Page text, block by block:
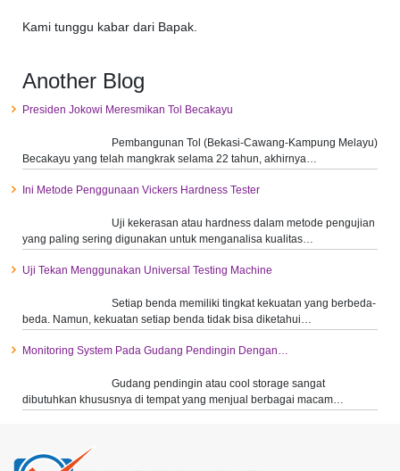
Kami tunggu kabar dari Bapak.
Another Blog
Presiden Jokowi Meresmikan Tol Becakayu
Pembangunan Tol (Bekasi-Cawang-Kampung Melayu)
Becakayu yang telah mangkrak selama 22 tahun, akhirnya…
Ini Metode Penggunaan Vickers Hardness Tester
Uji kekerasan atau hardness dalam metode pengujian
yang paling sering digunakan untuk menganalisa kualitas…
Uji Tekan Menggunakan Universal Testing Machine
Setiap benda memiliki tingkat kekuatan yang berbeda-
beda. Namun, kekuatan setiap benda tidak bisa diketahui…
Monitoring System Pada Gudang Pendingin Dengan…
Gudang pendingin atau cool storage sangat
dibutuhkan khususnya di tempat yang menjual berbagai macam…